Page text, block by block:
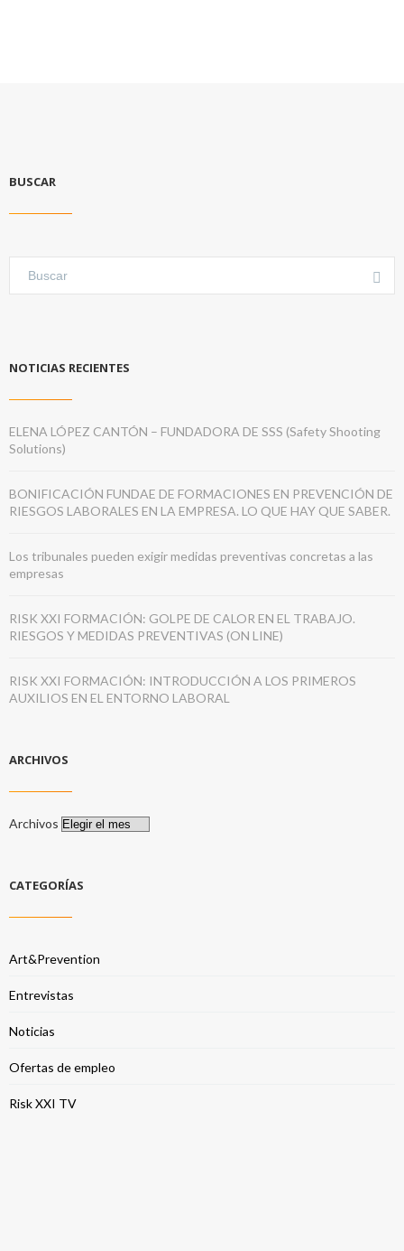
BUSCAR
NOTICIAS RECIENTES
ELENA LÓPEZ CANTÓN – FUNDADORA DE SSS (Safety Shooting
Solutions)
BONIFICACIÓN FUNDAE DE FORMACIONES EN PREVENCIÓN DE
RIESGOS LABORALES EN LA EMPRESA. LO QUE HAY QUE SABER.
Los tribunales pueden exigir medidas preventivas concretas a las
empresas
RISK XXI FORMACIÓN: GOLPE DE CALOR EN EL TRABAJO.
RIESGOS Y MEDIDAS PREVENTIVAS (ON LINE)
RISK XXI FORMACIÓN: INTRODUCCIÓN A LOS PRIMEROS
AUXILIOS EN EL ENTORNO LABORAL
ARCHIVOS
Archivos
CATEGORÍAS
Art&Prevention
Entrevistas
Noticias
Ofertas de empleo
Risk XXI TV